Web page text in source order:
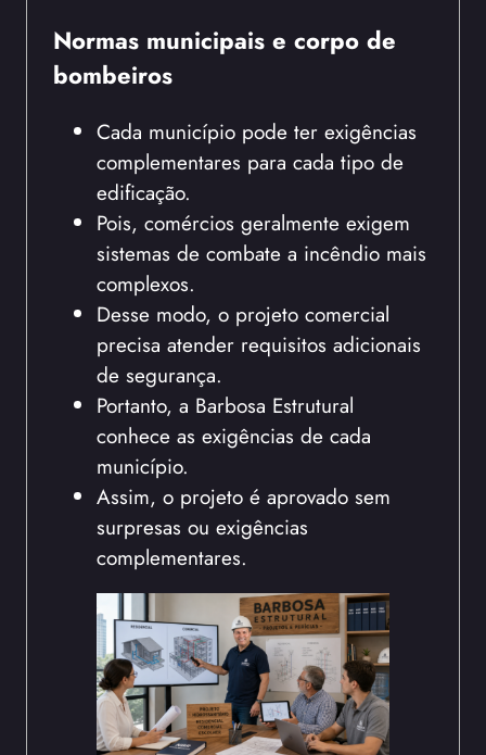
Normas municipais e corpo de
bombeiros
Cada município pode ter exigências
complementares para cada tipo de
edificação.
Pois, comércios geralmente exigem
sistemas de combate a incêndio mais
complexos.
Desse modo, o projeto comercial
precisa atender requisitos adicionais
de segurança.
Portanto, a Barbosa Estrutural
conhece as exigências de cada
município.
Assim, o projeto é aprovado sem
surpresas ou exigências
complementares.